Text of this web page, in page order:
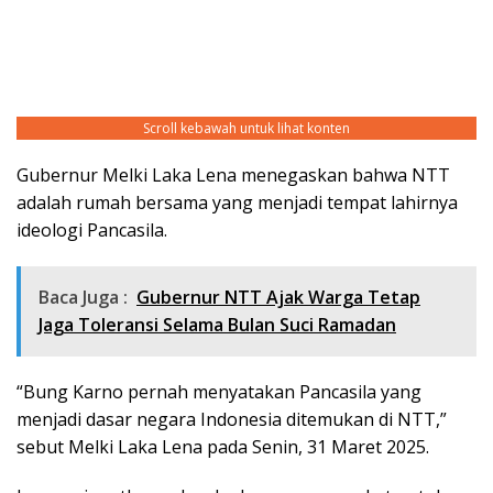
Scroll kebawah untuk lihat konten
Gubernur Melki Laka Lena menegaskan bahwa NTT
adalah rumah bersama yang menjadi tempat lahirnya
ideologi Pancasila.
Baca Juga : Gubernur NTT Ajak Warga Tetap
Jaga Toleransi Selama Bulan Suci Ramadan
“Bung Karno pernah menyatakan Pancasila yang
menjadi dasar negara Indonesia ditemukan di NTT,”
sebut Melki Laka Lena pada Senin, 31 Maret 2025.